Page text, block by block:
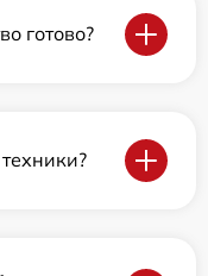
готово?